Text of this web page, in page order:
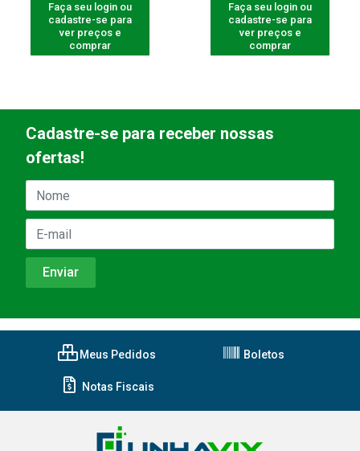
Faça seu login ou
cadastre-se para
ver preços e
comprar
Faça seu login ou
cadastre-se para
ver preços e
comprar
Cadastre-se para receber nossas
ofertas!
Meus Pedidos Boletos
Notas Fiscais